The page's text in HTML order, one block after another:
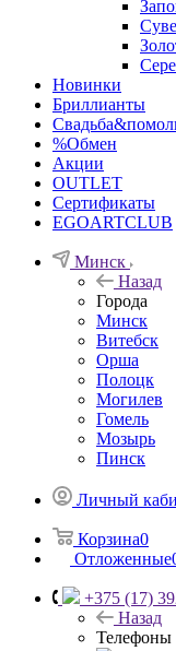
Новинки
Бриллианты
%Обмен
Акции
OUTLET
Сертификаты
EGOARTCLUB
Минск
Назад
Города
Минск
Витебск
Орша
Полоцк
Могилев
Гомель
Мозырь
Пинск
Личный
Корзина0
Отложенные
+375 (17)
Назад
Телефоны